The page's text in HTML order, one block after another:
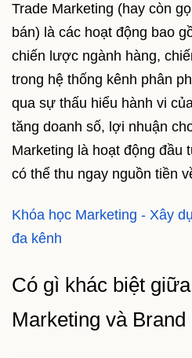
Trade Marketing (hay còn
bán) là các hoạt động bao
chiến lược ngành hàng,
trong hệ thống kênh phân
qua sự thấu hiểu hành vi
tăng doanh số, lợi nhuận
Marketing là hoạt động đầu
có thể thu ngay nguồn tiền
Khóa học Marketing - Xây
đa kênh
Có gì khác biệt
Marketing và